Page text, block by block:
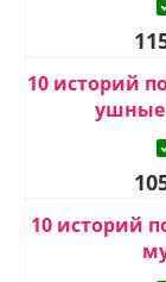
10 историй
ушные
10 историй